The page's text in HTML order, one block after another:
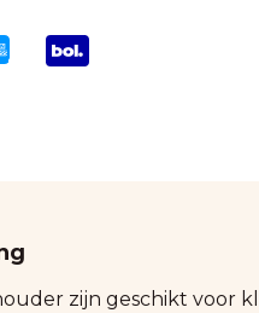
zijn geschikt voor